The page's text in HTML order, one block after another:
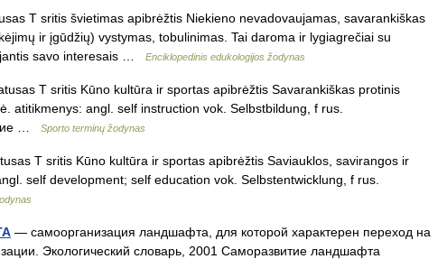
T sritis švietimas apibrėžtis Niekieno nevadovaujamas, savarankiškas
ir įgūdžių) vystymas, tobulinimas. Tai daroma ir lygiagrečiai su
savo interesais …
Enciklopedinis edukologijos žodynas
T sritis Kūno kultūra ir sportas apibrėžtis Savarankiškas protinis
atitikmenys: angl. self instruction vok. Selbstbildung, f rus.
…
Sporto terminų žodynas
T sritis Kūno kultūra ir sportas apibrėžtis Saviauklos, savirangos ir
self development; self education vok. Selbstentwicklung, f rus.
— самоорганизация ландшафта, для которой характерен переход на
Экологический словарь, 2001 Саморазвитие ландшафта